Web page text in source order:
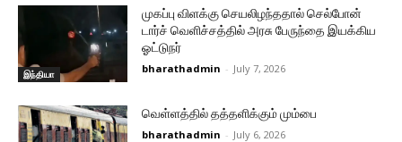
இந்தியா
முகப்பு விளக்கு செயலிழந்ததால் செல்போன்
டார்ச் வெளிச்சத்தில் அரசு பேருந்தை இயக்கிய
ஓட்டுநர்
bharathadmin - July 7, 2026
வெள்ளத்தில் தத்தளிக்கும் மும்பை
bharathadmin - July 6, 2026